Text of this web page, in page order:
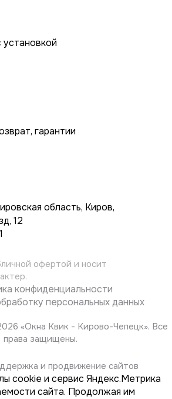
гарантии
область, Киров,
12
офертой и носит
конфиденциальности
персональных данных
«Окна Квик - Кирово-Чепецк». Все
права защищены.
и продвижение сайтов
cookie и сервис Яндекс.Метрика
сайта. Продолжая им